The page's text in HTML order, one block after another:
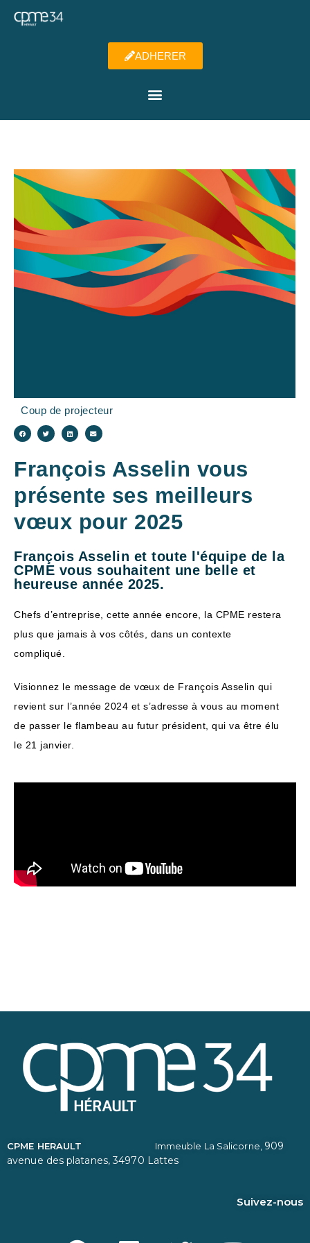
ADHERER
Coup de projecteur
François Asselin vous
présente ses meilleurs
vœux pour 2025
François Asselin et toute l'équipe de la
CPME vous souhaitent une belle et
heureuse année 2025.
Chefs d’entreprise, cette année encore, la CPME restera
plus que jamais à vos côtés, dans un contexte
compliqué.
Visionnez le message de vœux de François Asselin qui
revient sur l’année 2024 et s’adresse à vous au moment
de passer le flambeau au futur président, qui va être élu
le 21 janvier.
CPME HERAULT Immeuble La Salicorne, 909
avenue des platanes,34970 Lattes
Suivez-nous